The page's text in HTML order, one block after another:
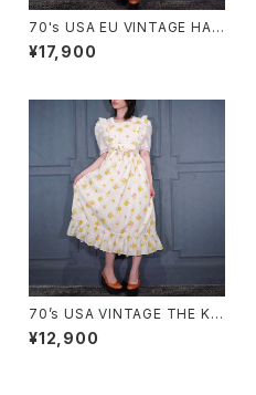
70's USA EU VINTAGE HAN
RO BACK RIBBON LACE DE
SIGN HALF SLEEVE KNIT O
リボンレースデザイン半袖ニット
ワンピース
¥17,900
70’s USA VINTAGE THE KI
TCHEN WORKS STRAWBER
RY PATTERNED FRILL CRO
¥12,900